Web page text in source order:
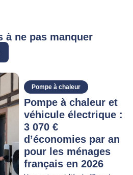
à ne pas manquer
Pompe à chaleur
Pompe à chaleur et
véhicule électrique :
3 070 €
d’économies par an
pour les ménages
français en 2026